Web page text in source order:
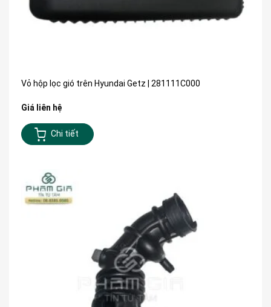
Vỏ hộp lọc gió trên Hyundai Getz | 281111C000
Giá liên hệ
Chi tiết